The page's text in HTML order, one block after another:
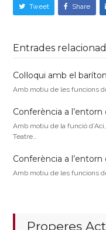
Tweet Share
Entrades
Col·loqui amb el
Amb motiu de les funcions
Conferència a l’entorn
Amb motiu de la funció
Teatre…
Conferència a
Amb motiu de les funcions
Properes